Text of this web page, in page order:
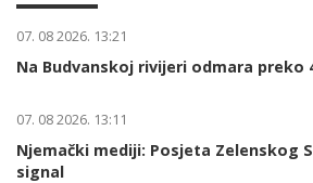
07. 08 2026. 13:21
Na Budvanskoj rivijeri odmara preko
07. 08 2026. 13:11
Njemački mediji: Posjeta Zelenskog
signal